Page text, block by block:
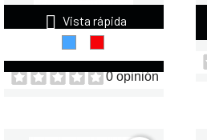
 Vista rápida
QUAMTRAX SHAKER POCKET
300 ML
3,50 €
0 opinión